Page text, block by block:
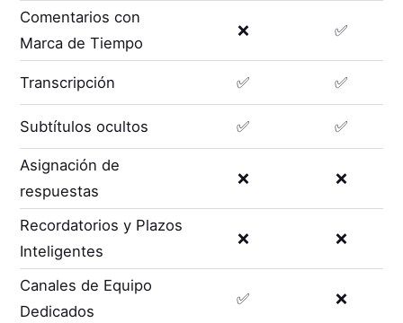
Comentarios con
Marca de Tiempo
❌ ✅
Transcripción ✅ ✅
Subtítulos ocultos ✅ ✅
Asignación de
respuestas
❌ ❌
Recordatorios y Plazos
Inteligentes
❌ ❌
Canales de Equipo
Dedicados
✅ ❌